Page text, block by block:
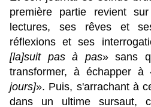
première partie revient
lectures, ses rêves et
réflexions et ses
[la]suit pas à pas» sans
transformer, à échapper à
jours]». Puis, s'arrachant à
dans un ultime sursaut,